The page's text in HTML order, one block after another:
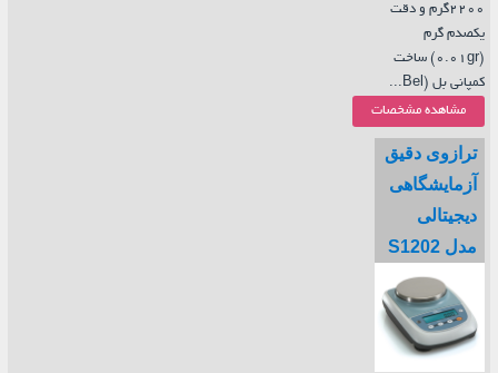
2200گرم و دقت
یکصدم گرم
(0.01gr) ساخت
کمپانی بل (Bel...
مشاهده مشخصات
ترازوی دقیق
آزمایشگاهی
دیجیتالی
مدل S1202